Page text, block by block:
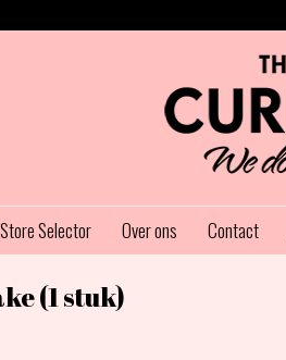
Selector Over ons Contact
(1 stuk)